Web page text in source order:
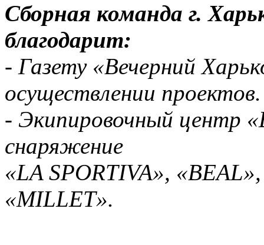
Сборная команда г.
благодарит:
- Газету «Вечерний
осуществлении
- Экипировочный центр
снаряжение
«LA SPORTIVA»,
«MILLET».